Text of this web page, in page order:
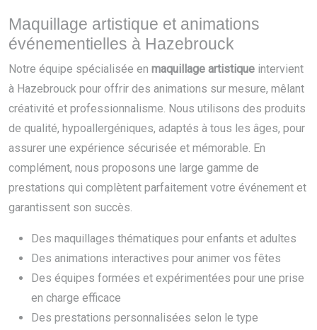
Maquillage artistique et animations
événementielles à Hazebrouck
Notre équipe spécialisée en maquillage artistique intervient
à Hazebrouck pour offrir des animations sur mesure, mêlant
créativité et professionnalisme. Nous utilisons des produits
de qualité, hypoallergéniques, adaptés à tous les âges, pour
assurer une expérience sécurisée et mémorable. En
complément, nous proposons une large gamme de
prestations qui complètent parfaitement votre événement et
garantissent son succès.
Des maquillages thématiques pour enfants et adultes
Des animations interactives pour animer vos fêtes
Des équipes formées et expérimentées pour une prise
en charge efficace
Des prestations personnalisées selon le type